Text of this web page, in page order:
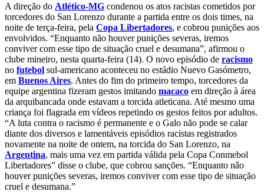
A direção do Atlético-MG condenou os atos racistas cometidos por
torcedores do San Lorenzo durante a partida entre os dois times, na
noite de terça-feira, pela Copa Libertadores, e cobrou punições aos
envolvidos. “Enquanto não houver punições severas, iremos
conviver com esse tipo de situação cruel e desumana”, afirmou o
clube mineiro, nesta quarta-feira (14). O novo episódio de racismo
no futebol sul-americano aconteceu no estádio Nuevo Gasómetro,
em Buenos Aires. Antes do fim do primeiro tempo, torcedores da
equipe argentina fizeram gestos imitando macaco em direção à área
da arquibancada onde estavam a torcida atleticana. Até mesmo uma
criança foi flagrada em vídeos repetindo os gestos feitos por adultos.
“A luta contra o racismo é permanente e o Galo não pode se calar
diante dos diversos e lamentáveis episódios racistas registrados
novamente na noite de ontem, na torcida do San Lorenzo, na
Argentina, mais uma vez em partida válida pela Copa Conmebol
Libertadores” disse o clube, que cobrou sanções. “Enquanto não
houver punições severas, iremos conviver com esse tipo de situação
cruel e desumana.”